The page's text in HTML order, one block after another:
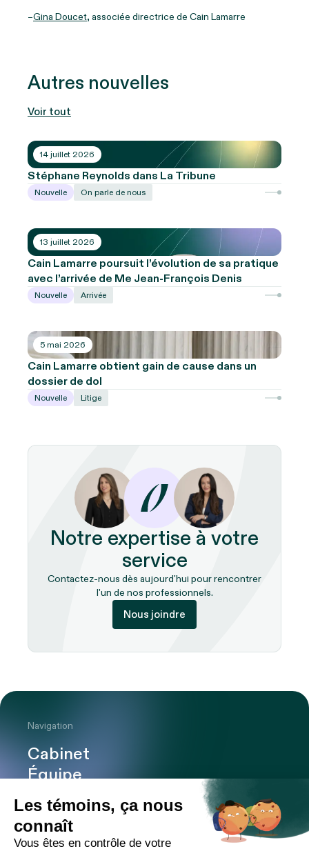
–Gina Doucet, associée directrice de Cain Lamarre
Autres nouvelles
Voir tout
14 juillet 2026
Stéphane Reynolds dans La Tribune
Nouvelle On parle de nous
13 juillet 2026
Cain Lamarre poursuit l’évolution de sa pratique
avec l’arrivée de Me Jean-François Denis
Nouvelle Arrivée
5 mai 2026
Cain Lamarre obtient gain de cause dans un
dossier de dol
Nouvelle Litige
Notre expertise à votre
service
Contactez-nous dès aujourd'hui pour rencontrer
l'un de nos professionnels.
Nous joindre
Navigation
Cabinet
Équipe
Expertises
Bureaux
Carrière